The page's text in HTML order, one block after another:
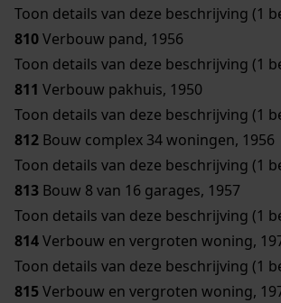
Toon details van deze beschrijving (1
810Verbouw pand, 1956
Toon details van deze beschrijving (1
811 Verbouw pakhuis, 1950
Toon details van deze beschrijving (1
812 Bouw complex 34 woningen, 1956
Toon details van deze beschrijving (1
813 Bouw 8 van 16 garages, 1957
Toon details van deze beschrijving (1
814Verbouw en vergroten woning,
Toon details van deze beschrijving (1
815Verbouw en vergroten woning,